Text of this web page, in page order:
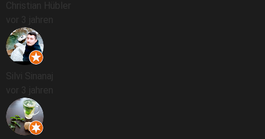
Christian Hübler
vor 3 jahren
Silvi Sinanaj
vor 3 jahren